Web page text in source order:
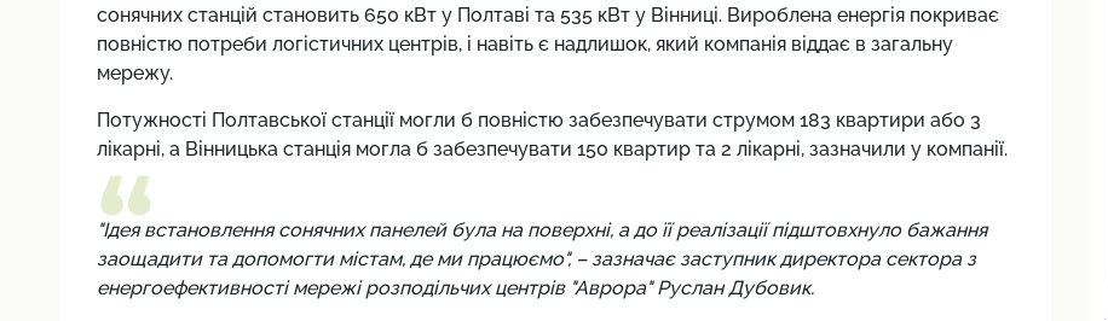
сонячних станцій становить 650 кВт у Полтаві та 535 кВт у Вінниці. Вироблена енергія покриває
повністю потреби логістичних центрів, і навіть є надлишок, який компанія віддає в загальну
мережу.
Потужності Полтавської станції могли б повністю забезпечувати струмом 183 квартири або 3
лікарні, а Вінницька станція могла б забезпечувати 150 квартир та 2 лікарні, зазначили у компанії.
"Ідея встановлення сонячних панелей була на поверхні, а до її реалізації підштовхнуло бажання
заощадити та допомогти містам, де ми працюємо", – зазначає заступник директора сектора з
енергоефективності мережі розподільчих центрів "Аврора" Руслан Дубовик.